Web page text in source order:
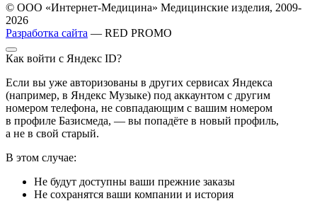
© ООО «Интернет-Медицина» Медицинские изделия, 2009-
2026
Разработка сайта — RED PROMO
Как войти с Яндекс ID?
Если вы уже авторизованы в других сервисах Яндекса
(например, в Яндекс Музыке) под аккаунтом с другим
номером телефона, не совпадающим с вашим номером
в профиле Базисмеда, — вы попадёте в новый профиль,
а не в свой старый.
В этом случае:
Не будут доступны ваши прежние заказы
Не сохранятся ваши компании и история